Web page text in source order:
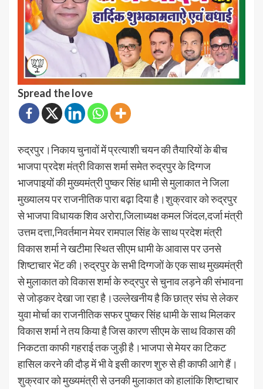
Spread the love
रुद्रपुर।निकाय चुनावों में प्रत्याशी चयन की तैयारियों के बीच
भाजपा प्रदेश मंत्री विकास शर्मा समेत रुद्रपुर के दिग्गज
भाजपाइयों की मुख्यमंत्री पुष्कर सिंह धामी से मुलाकात ने जिला
मुख्यालय पर राजनीतिक पारा बढ़ा दिया है।शुक्रवार को रुद्रपुर
से भाजपा विधायक शिव अरोरा,जिलाध्यक्ष कमल जिंदल,दर्जा मंत्री
उत्तम दत्ता,निवर्तमान मेयर रामपाल सिंह के साथ प्रदेश मंत्री
विकास शर्मा ने खटीमा स्थित सीएम धामी के आवास पर उनसे
शिष्टाचार भेंट की।रुद्रपुर के सभी दिग्गजों के एक साथ मुख्यमंत्री
से मुलाकात को विकास शर्मा के रुद्रपुर से चुनाव लड़ने की संभावना
से जोड़कर देखा जा रहा है।उल्लेखनीय है कि छात्र संघ से लेकर
युवा मोर्चा का राजनीतिक सफर पुष्कर सिंह धामी के साथ मिलकर
विकास शर्मा ने तय किया है जिस कारण सीएम के साथ विकास की
निकटता काफी गहराई तक जुड़ी है।भाजपा से मेयर का टिकट
हासिल करने की दौड़ में भी वे इसी कारण शुरु से ही काफी आगे हैं।
शुक्रवार को मुख्यमंत्री से उनकी मुलाकात को हालांकि शिष्टाचार